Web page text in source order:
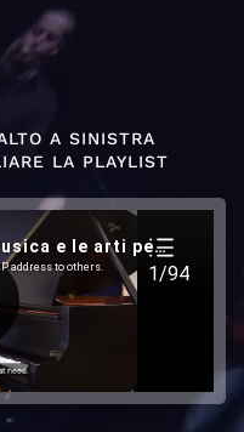
A SINISTRA
LA PLAYLIST